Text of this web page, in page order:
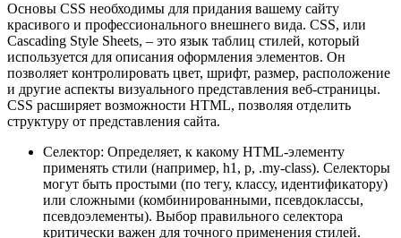
Основы CSS необходимы для придания вашему сайту
красивого и профессионального внешнего вида. CSS, или
Cascading Style Sheets, – это язык таблиц стилей, который
используется для описания оформления элементов. Он
позволяет контролировать цвет, шрифт, размер, расположение
и другие аспекты визуального представления веб-страницы.
CSS расширяет возможности HTML, позволяя отделить
структуру от представления сайта.
Селектор: Определяет, к какому HTML-элементу
применять стили (например, h1, p, .my-class). Селекторы
могут быть простыми (по тегу, классу, идентификатору)
или сложными (комбинированными, псевдоклассы,
псевдоэлементы). Выбор правильного селектора
критически важен для точного применения стилей.